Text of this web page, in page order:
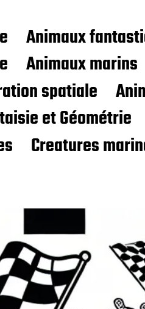
Animaux
Animaux marins
spatiale
et Géométrie
Creatures